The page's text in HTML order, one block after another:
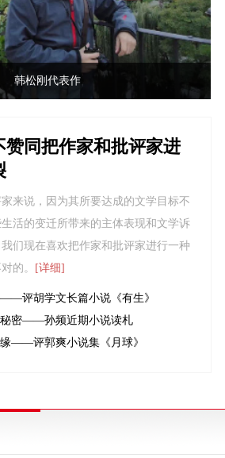
韩松刚代表作
赞同把作家和批评家进
来说，因为其所要达成的文学目标不
活的变迁所带来的主体表现和文学诉
们现在喜欢把作家和批评家进行一种
的。
[详细]
评胡学文长篇小说《有生》
秘密——孙频近期小说读札
——评郭爽小说集《月球》